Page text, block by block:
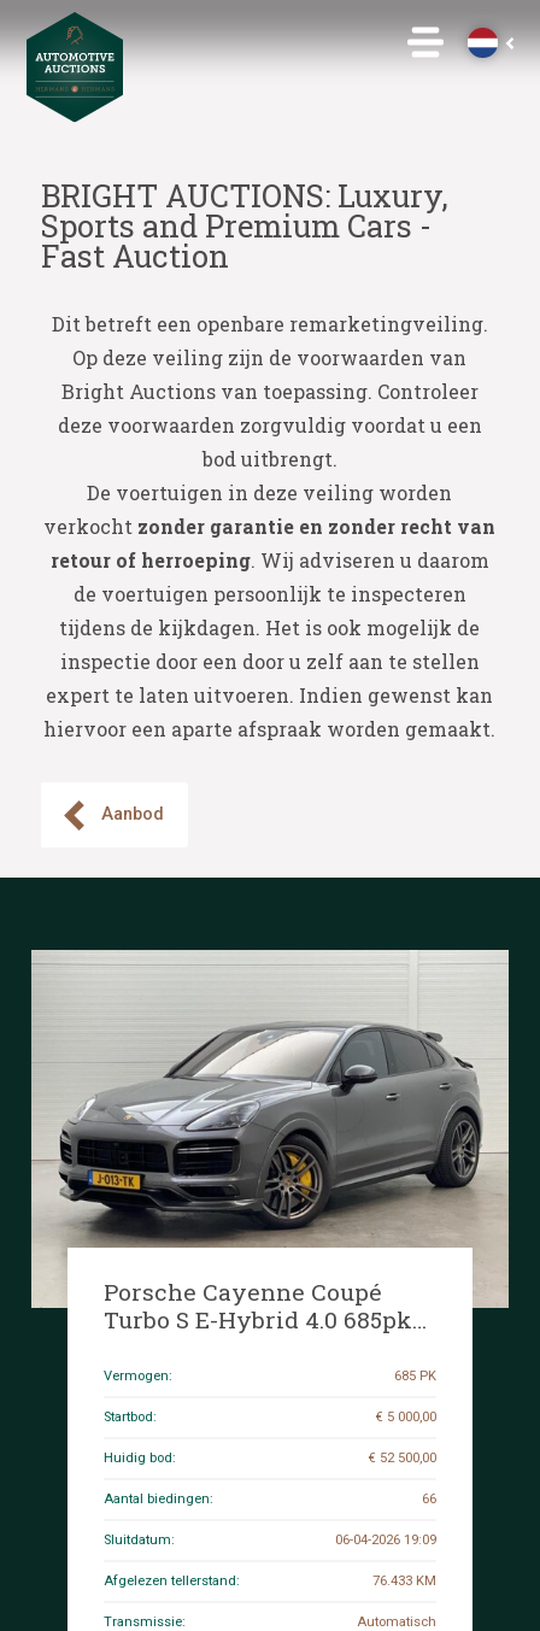
BRIGHT AUCTIONS: Luxury,
Sports and Premium Cars -
Fast Auction
Dit betreft een openbare remarketingveiling.
Op deze veiling zijn de voorwaarden van
Bright Auctions van toepassing. Controleer
deze voorwaarden zorgvuldig voordat u een
bod uitbrengt.
De voertuigen in deze veiling worden
verkocht zonder garantie en zonder recht van
retour of herroeping. Wij adviseren u daarom
de voertuigen persoonlijk te inspecteren
tijdens de kijkdagen. Het is ook mogelijk de
inspectie door een door u zelf aan te stellen
expert te laten uitvoeren. Indien gewenst kan
hiervoor een aparte afspraak worden gemaakt.
Aanbod
Porsche Cayenne Coupé
Turbo S E-Hybrid 4.0 685pk
TK
Vermogen: 685 PK
Startbod: € 5 000,00
Huidig bod: € 52 500,00
Aantal biedingen: 66
Sluitdatum: 06-04-2026 19:09
Afgelezen tellerstand: 76.433 KM
Transmissie: Automatisch